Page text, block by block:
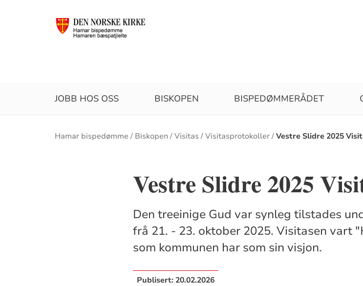
JOBB HOS OSS BISKOPEN BISPEDØMMERÅDET
Brødsmulesti
Hamar bispedømme Biskopen Visitas Visitasprotokoller Vestre Slidre 2025
Vestre Slidre 2025
Den treeinige Gud var synleg tilstades
frå 21. - 23. oktober 2025. Visitasen vart
som kommunen har som sin visjon.
Publisert: 20.02.2026